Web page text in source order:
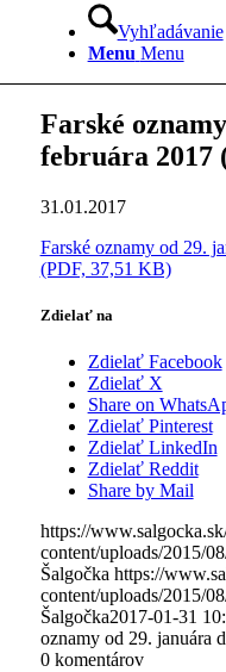
Vyhľadávanie
Menu Menu
Farské
februára 2017
31.01.2017
Farské oznamy od 29.
(PDF, 37,51 KB)
Zdielať na
Zdielať Facebook
Zdielať X
Share on
Zdielať Pinterest
Zdielať LinkedIn
Zdielať Reddit
Share by Mail
https://
content/uploads/2015/
Šalgočka https://
content/uploads/2015/
Šalgočka2017-01-31
oznamy od 29. januára
0 komentárov